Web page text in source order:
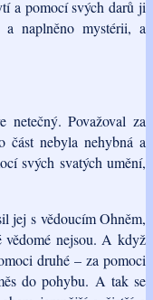
a pomocí svých darů ji
naplněno mystérii, a
Považoval za
část nebyla nehybná a
svých svatých umění,
jej s vědoucím Ohněm,
vědomé nejsou. A když
druhé – za pomoci
do pohybu. A tak se